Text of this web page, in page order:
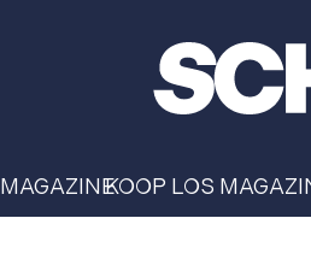
MAGAZINEKOOP LOS